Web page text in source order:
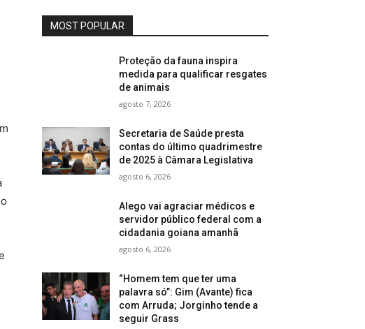
MOST POPULAR
Proteção da fauna inspira
medida para qualificar resgates
de animais
agosto 7, 2026
Secretaria de Saúde presta
contas do último quadrimestre
de 2025 à Câmara Legislativa
agosto 6, 2026
Alego vai agraciar médicos e
servidor público federal com a
cidadania goiana amanhã
agosto 6, 2026
“Homem tem que ter uma
palavra só”: Gim (Avante) fica
com Arruda; Jorginho tende a
seguir Grass